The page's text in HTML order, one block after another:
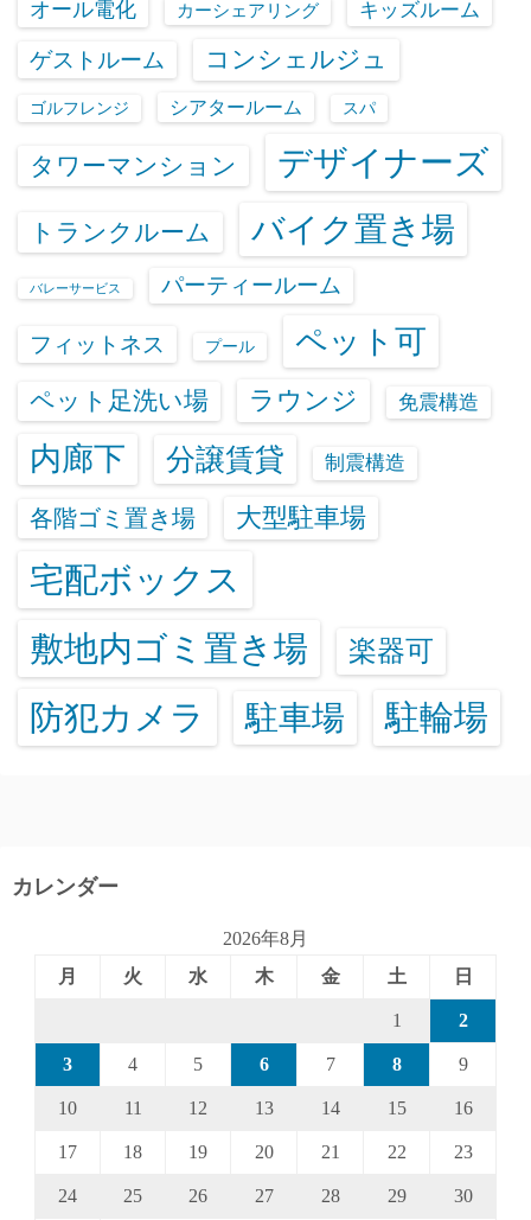
オール電化 カーシェアリング キッズルーム
ゲストルーム コンシェルジュ
ゴルフレンジ シアタールーム スパ
タワーマンション デザイナーズ
トランクルーム バイク置き場
バレーサービス パーティールーム
フィットネス プール ペット可
ペット足洗い場 ラウンジ 免震構造
内廊下 分譲賃貸 制震構造
各階ゴミ置き場 大型駐車場
宅配ボックス
敷地内ゴミ置き場
楽器可
防犯カメラ 駐車場 駐輪場
カレンダー
2026年8月
月
火 水 木 金 土 日
1 2
3 4 5 6 7 8 9
10 11 12 13 14 15 16
17 18 19 20 21 22 23
24 25 26 27 28 29 30